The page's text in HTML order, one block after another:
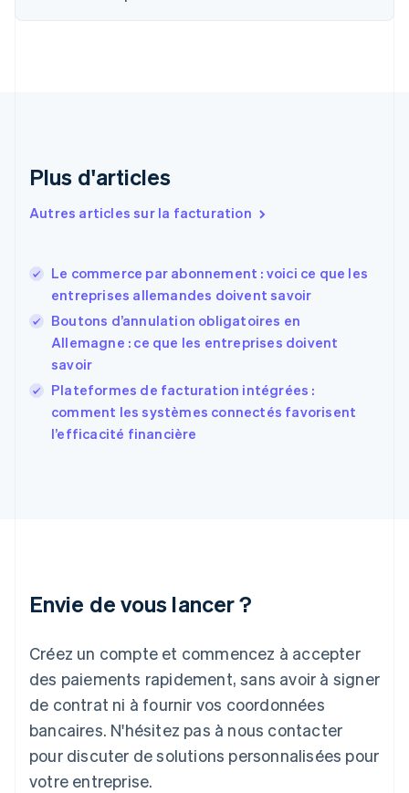
Plus d'articles
Autres articles sur la facturation
Le commerce par abonnement : voici ce que les
entreprises allemandes doivent savoir
Boutons d’annulation obligatoires en
Allemagne : ce que les entreprises doivent
savoir
Plateformes de facturation intégrées :
comment les systèmes connectés favorisent
l’efficacité financière
Envie de vous lancer ?
Créez un compte et commencez à accepter
des paiements rapidement, sans avoir à signer
de contrat ni à fournir vos coordonnées
bancaires. N'hésitez pas à nous contacter
pour discuter de solutions personnalisées pour
votre entreprise.
Chine continentale
English
Espagne
États-Unis
EnglishEspañol 简体中文
Finlande
English
France
Français
Gibraltar
English
Grèce
Japon
Lettonie
English
Liechtenstein
DeutschEnglish
Lituanie
Luxembourg
FrançaisDeutschEnglish